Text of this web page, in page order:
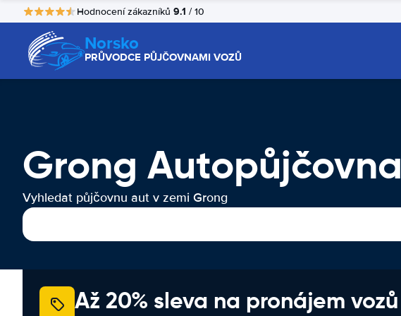
Hodnocení zákazníků 9.1 / 10
Norsko
PRŮVODCE PŮJČOVNAMI VOZŮ
Grong Autopůjčovna
Vyhledat půjčovnu aut v zemi Grong
Až 20% sleva na pronájem vozů